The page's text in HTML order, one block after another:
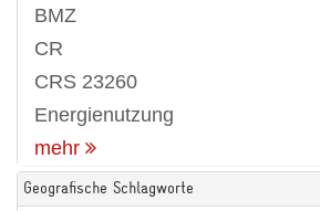
BMZ
CR
CRS 23260
Energienutzung
mehr
Geografische Schlagworte